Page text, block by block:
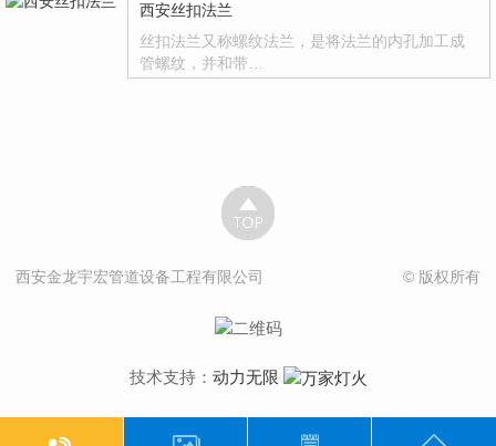
西安丝扣法兰
丝扣法兰又称螺纹法兰，是将法兰的内孔加工成
管螺纹，并和带…
© 版权所有
西安金龙宇宏管道设备工程有限公司
技术支持： 动力无限